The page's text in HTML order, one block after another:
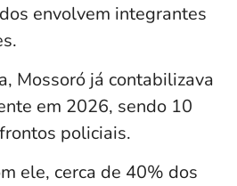
envolvem integrantes
Mossoró já contabilizava
em 2026, sendo 10
policiais.
ele, cerca de 40% dos